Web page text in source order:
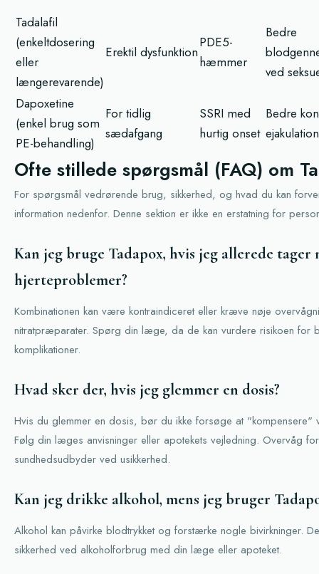
Tadalafil
(enkeltdosering
eller
længerevarende)
Erektil dysfunktion
PDE5-
hæmmer
Bedre
ved
Dapoxetine
(enkel brug som
PE-behandling)
For tidlig
sædafgang
SSRI med
hurtig onset
Bedre
ejakulation
Ofte stillede spørgsmål (FAQ) om
For spørgsmål vedrørende brug, sikkerhed, og hvad du kan
information nedenfor. Denne sektion er ikke en erstatning for
Kan jeg bruge Tadapox, hvis jeg allerede
hjerteproblemer?
Kombinationen kan være kontraindiceret eller kræve nøje
nitratpræparater. Spørg din læge, da de kan vurdere risikoen for
komplikationer.
Hvad sker der, hvis jeg glemmer en dosis?
Hvis du glemmer en dosis, bør du ikke forsøge at
Følg din læges anvisninger eller apotekets vejledning. Overvåg
sundhedsudbyder ved usikkerhed.
Kan jeg drikke alkohol, mens jeg bruger
Alkohol kan påvirke blodtrykket og forstærke nogle bivirkninger.
sikkerhed ved alkoholforbrug med din læge eller apoteket.